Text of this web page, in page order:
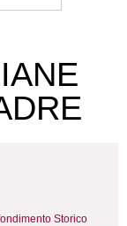
Storico